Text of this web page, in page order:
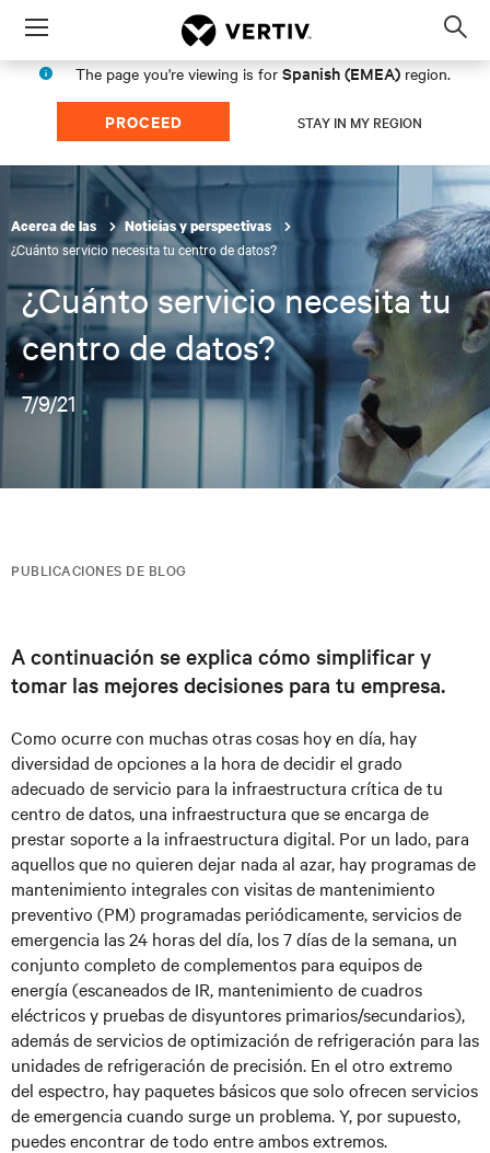
Menu
The page you're viewing is for Spanish (EMEA) region.
PROCEED STAY IN MY REGION
Acerca de las Noticias y perspectivas
¿Cuánto servicio necesita tu centro de datos?
¿Cuánto servicio necesita tu
centro de datos?
7/9/21
PUBLICACIONES DE BLOG
A continuación se explica cómo simplificar y
tomar las mejores decisiones para tu empresa.
Como ocurre con muchas otras cosas hoy en día, hay
diversidad de opciones a la hora de decidir el grado
adecuado de servicio para la infraestructura crítica de tu
centro de datos, una infraestructura que se encarga de
prestar soporte a la infraestructura digital. Por un lado, para
aquellos que no quieren dejar nada al azar, hay programas de
mantenimiento integrales con visitas de mantenimiento
preventivo (PM) programadas periódicamente, servicios de
emergencia las 24 horas del día, los 7 días de la semana, un
conjunto completo de complementos para equipos de
energía (escaneados de IR, mantenimiento de cuadros
eléctricos y pruebas de disyuntores primarios/secundarios),
además de servicios de optimización de refrigeración para las
unidades de refrigeración de precisión. En el otro extremo
del espectro, hay paquetes básicos que solo ofrecen servicios
de emergencia cuando surge un problema. Y, por supuesto,
puedes encontrar de todo entre ambos extremos.